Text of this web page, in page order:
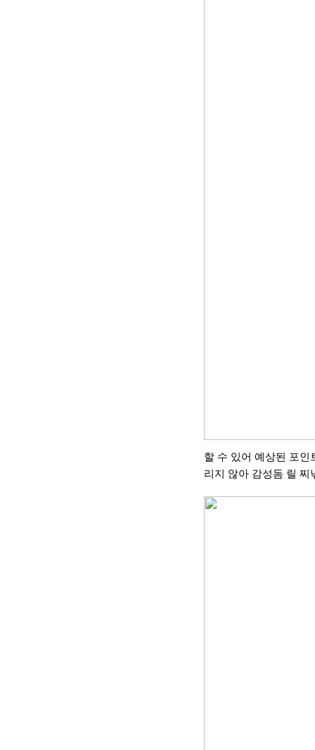
할 수 있어 예상된 포인
리지 않아 감성돔 릴 찌